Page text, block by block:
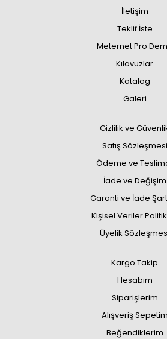
İletişim
Teklif İste
Meternet Pro
Kılavuzlar
Katalog
Galeri
Gizlilik ve
Satış Sözleşmesi
Ödeme ve
İade ve Değişim
Garanti ve İade
Kişisel Veriler
Üyelik
Kargo Takip
Hesabım
Siparişlerim
Alışveriş Sepetim
Beğendiklerim